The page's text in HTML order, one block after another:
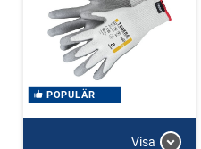
POPULÄR
Visa